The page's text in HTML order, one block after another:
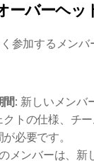
ーバーヘッ
参加するメンバ
間: 新しいメンバ
トの仕様、チ
必要です。
メンバーは、新